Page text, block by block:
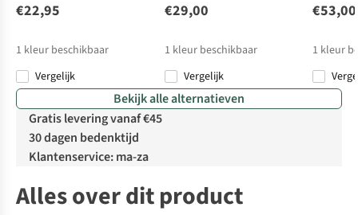
€22,95
1 kleur beschikbaar
Vergelijk
€29,00
1 kleur beschikbaar
Vergelijk
€53,00
1 kleur
Bekijk alle alternatieven
Gratis levering vanaf €45
30 dagen bedenktijd
Klantenservice: ma-za
Alles over dit product